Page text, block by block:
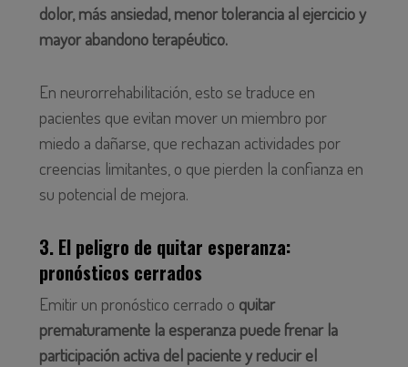
dolor, más ansiedad, menor tolerancia al ejercicio y
mayor abandono terapéutico.
En neurorrehabilitación, esto se traduce en
pacientes que evitan mover un miembro por
miedo a dañarse, que rechazan actividades por
creencias limitantes, o que pierden la confianza en
su potencial de mejora.
3. El peligro de quitar esperanza:
pronósticos cerrados
Emitir un pronóstico cerrado o quitar
prematuramente la esperanza puede frenar la
participación activa del paciente y reducir el